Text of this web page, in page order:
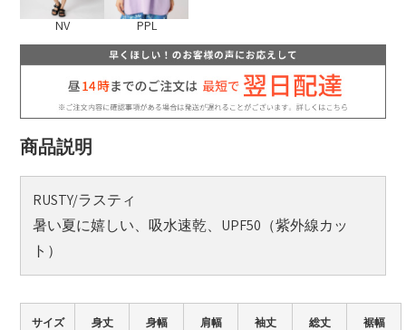
NV PPL
商品説明
RUSTY/ラスティ
暑い夏に嬉しい、吸水速乾、UPF50（紫外線カッ
ト）
サイズ 身丈 身幅 肩幅 袖丈 総丈 裾幅